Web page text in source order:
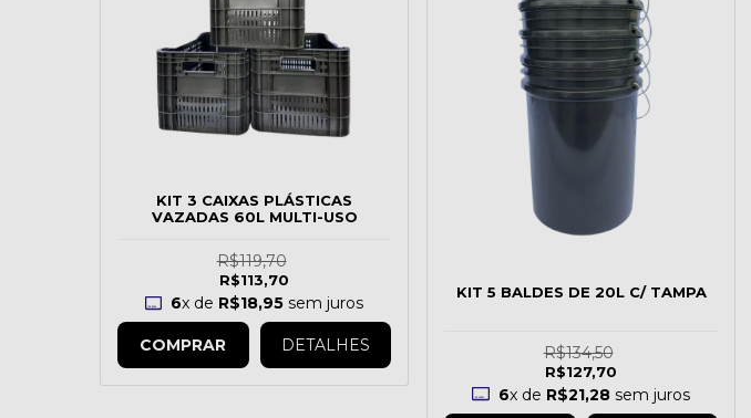
KIT 3 CAIXAS PLÁSTICAS
VAZADAS 60L MULTI-USO
R$119,70
R$113,70
6x de R$18,95 sem juros
COMPRAR DETALHES
KIT 5 BALDES DE 20L C/ TAMPA
R$134,50
R$127,70
6x de R$21,28sem juros